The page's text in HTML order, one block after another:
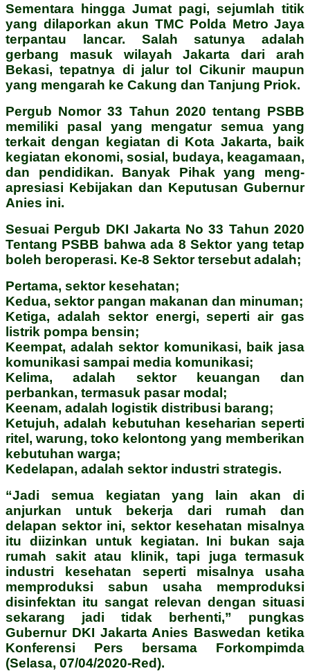
Sementara hingga Jumat pagi, sejumlah titik
yang dilaporkan akun TMC Polda Metro Jaya
terpantau lancar. Salah satunya adalah
gerbang masuk wilayah Jakarta dari arah
Bekasi, tepatnya di jalur tol Cikunir maupun
yang mengarah ke Cakung dan Tanjung Priok.
Pergub Nomor 33 Tahun 2020 tentang PSBB
memiliki pasal yang mengatur semua yang
terkait dengan kegiatan di Kota Jakarta, baik
kegiatan ekonomi, sosial, budaya, keagamaan,
dan pendidikan. Banyak Pihak yang meng-
apresiasi Kebijakan dan Keputusan Gubernur
Anies ini.
Sesuai Pergub DKI Jakarta No 33 Tahun 2020
Tentang PSBB bahwa ada 8 Sektor yang tetap
boleh beroperasi. Ke-8 Sektor tersebut adalah;
Pertama, sektor kesehatan;
Kedua, sektor pangan makanan dan minuman;
Ketiga, adalah sektor energi, seperti air gas
listrik pompa bensin;
Keempat, adalah sektor komunikasi, baik jasa
komunikasi sampai media komunikasi;
Kelima, adalah sektor keuangan dan
perbankan, termasuk pasar modal;
Keenam, adalah logistik distribusi barang;
Ketujuh, adalah kebutuhan keseharian seperti
ritel, warung, toko kelontong yang memberikan
kebutuhan warga;
Kedelapan, adalah sektor industri strategis.
“Jadi semua kegiatan yang lain akan di
anjurkan untuk bekerja dari rumah dan
delapan sektor ini, sektor kesehatan misalnya
itu diizinkan untuk kegiatan. Ini bukan saja
rumah sakit atau klinik, tapi juga termasuk
industri kesehatan seperti misalnya usaha
memproduksi sabun usaha memproduksi
disinfektan itu sangat relevan dengan situasi
sekarang jadi tidak berhenti,” pungkas
Gubernur DKI Jakarta Anies Baswedan ketika
Konferensi Pers bersama Forkompimda
(Selasa, 07/04/2020-Red).